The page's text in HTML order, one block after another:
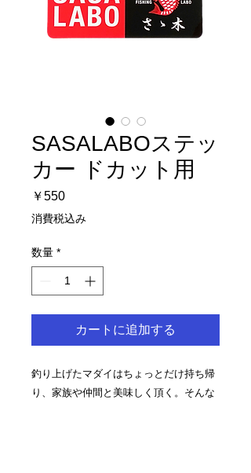
SASALABOステッ
カー ドカット用
￥550価
格
消費税込み
数量 *
カートに追加する
釣り上げたマダイはちょっとだけ持ち帰
り、家族や仲間と美味しく頂く。そんな